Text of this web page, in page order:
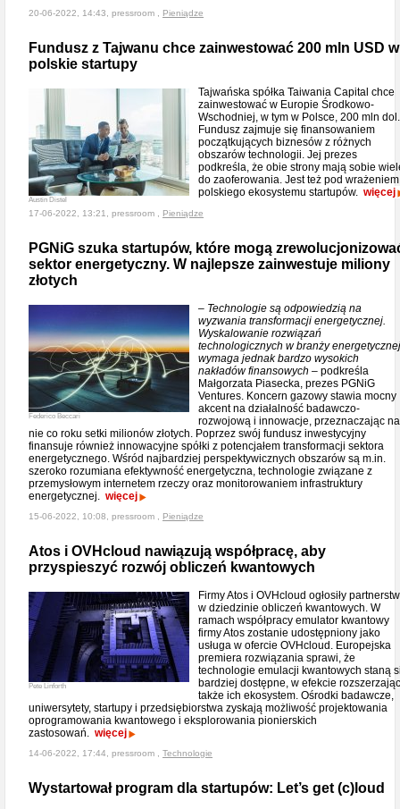
20-06-2022, 14:43, pressroom , Pieniądze
Fundusz z Tajwanu chce zainwestować 200 mln USD w
polskie startupy
Austin Distel
Tajwańska spółka Taiwania Capital chce
zainwestować w Europie Środkowo-
Wschodniej, w tym w Polsce, 200 mln dol.
Fundusz zajmuje się finansowaniem
początkujących biznesów z różnych
obszarów technologii. Jej prezes
podkreśla, że obie strony mają sobie
do zaoferowania. Jest też pod wrażeniem
polskiego ekosystemu startupów. więcej
17-06-2022, 13:21, pressroom , Pieniądze
PGNiG szuka startupów, które mogą
sektor energetyczny. W najlepsze zainwestuje miliony
złotych
Federico Beccari
– Technologie są odpowiedzią na
wyzwania transformacji energetycznej.
Wyskalowanie rozwiązań
technologicznych w branży energetycznej
wymaga jednak bardzo wysokich
nakładów finansowych – podkreśla
Małgorzata Piasecka, prezes PGNiG
Ventures. Koncern gazowy stawia mocny
akcent na działalność badawczo-
rozwojową i innowacje, przeznaczając na
nie co roku setki milionów złotych. Poprzez swój fundusz inwestycyjny
finansuje również innowacyjne spółki z potencjałem transformacji sektora
energetycznego. Wśród najbardziej perspektywicznych obszarów są m.in.
szeroko rozumiana efektywność energetyczna, technologie związane z
przemysłowym internetem rzeczy oraz monitorowaniem infrastruktury
energetycznej. więcej
15-06-2022, 10:08, pressroom , Pieniądze
Atos i OVHcloud nawiązują współpracę, aby
przyspieszyć rozwój obliczeń kwantowych
Pete Linforth
Firmy Atos i OVHcloud ogłosiły
w dziedzinie obliczeń kwantowych. W
ramach współpracy emulator kwantowy
firmy Atos zostanie udostępniony jako
usługa w ofercie OVHcloud. Europejska
premiera rozwiązania sprawi, że
technologie emulacji kwantowych staną
bardziej dostępne, w efekcie rozszerzając
także ich ekosystem. Ośrodki badawcze,
uniwersytety, startupy i przedsiębiorstwa zyskają możliwość projektowania
oprogramowania kwantowego i eksplorowania pionierskich
zastosowań. więcej
14-06-2022, 17:44, pressroom , Technologie
Wystartował program dla startupów: Let’s get (c)loud